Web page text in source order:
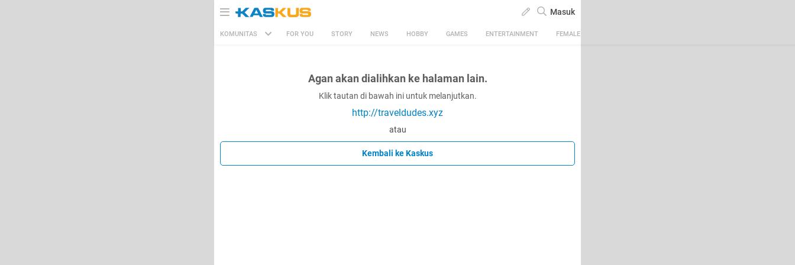
Masuk
KOMUNITAS FOR YOU STORY NEWS HOBBY GAMES ENTERTAINMENT FEMALE
Agan akan dialihkan ke halaman lain.
Klik tautan di bawah ini untuk melanjutkan.
http://traveldudes.xyz
atau
Kembali ke Kaskus